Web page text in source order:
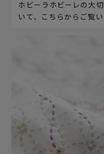
ホビーラホビーレの大
いて、こちらからご覧い